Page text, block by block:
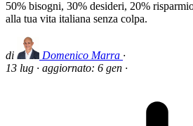
50% bisogni, 30% desideri, 20%
alla tua vita italiana senza colpa.
di Domenico Marra ·
13 lug · aggiornato: 6 gen ·